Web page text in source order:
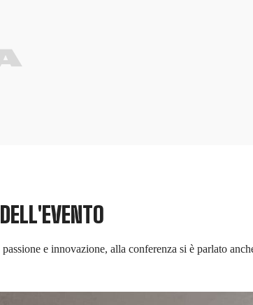
e innovazione, alla conferenza si è parlato